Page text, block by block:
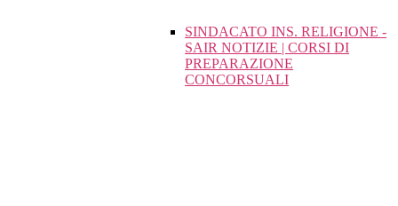
SINDACATO INS. RELIGIONE -
SAIR NOTIZIE | CORSI DI
PREPARAZIONE
CONCORSUALI